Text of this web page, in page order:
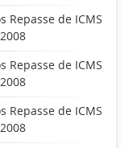
de ICMS
de ICMS
de ICMS